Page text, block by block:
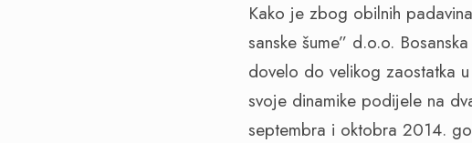
Kako je zbog obilnih
sanske šume” d.o.o.
dovelo do velikog zaostatka
svoje dinamike podijele na
septembra i oktobra 2014.